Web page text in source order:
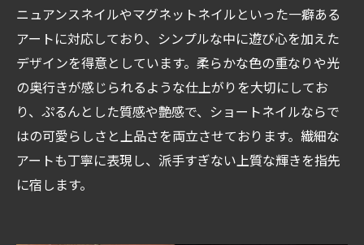
ニュアンスネイルやマグネットネイルといった一癖ある
アートに対応しており、シンプルな中に遊び心を加えた
デザインを得意としています。柔らかな色の重なりや光
の奥行きが感じられるような仕上がりを大切にしてお
り、ぷるんとした質感や艶感で、ショートネイルならで
はの可愛らしさと上品さを両立させております。繊細な
アートも丁寧に表現し、派手すぎない上質な輝きを指先
に宿します。